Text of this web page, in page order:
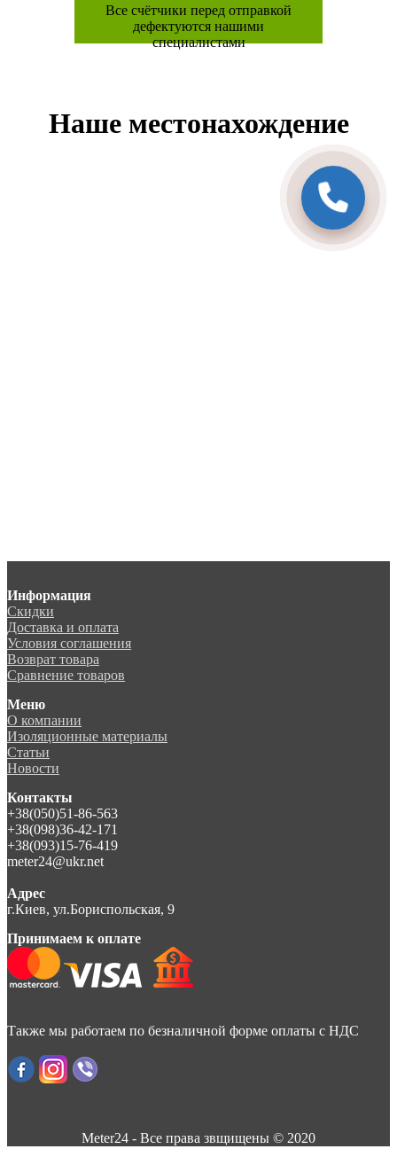
Все счётчики перед отправкой
дефектуются нашими
специалистами
Наше местонахождение
Информация
Скидки
Доставка и оплата
Условия соглашения
Возврат товара
Сравнение товаров
Меню
О компании
Изоляционные материалы
Статьи
Новости
Контакты
+38(050)51-86-563
+38(098)36-42-171
+38(093)15-76-419
meter24@ukr.net
Адрес
г.Киев, ул.Бориспольская, 9
Принимаем к оплате
Также мы работаем по безналичной форме оплаты с НДС
Meter24 - Все права звщищены © 2020